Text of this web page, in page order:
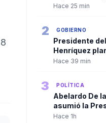
de oración y
Hace 25 min
2 GOBIERNO
Presidente
Henríquez
Gobierno una
Hace 39 min
3 POLÍTICA
Abelardo De
asumió la
Colombia y
Hace 1h